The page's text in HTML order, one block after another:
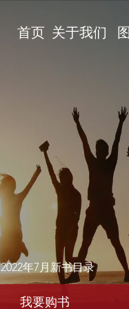
首页 关于我们
2022年7月新书目录
我要购书